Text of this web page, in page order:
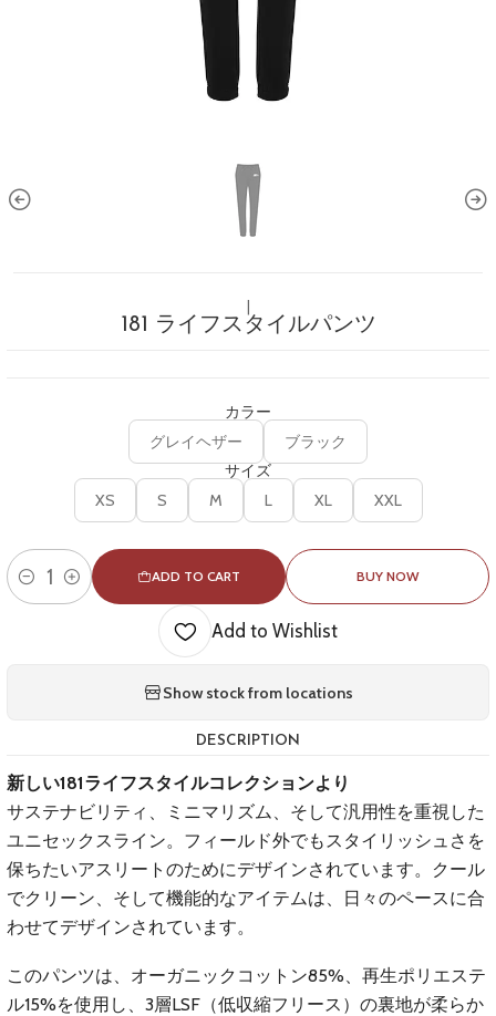
181 ライフスタイルパンツ
カラー
グレイヘザー ブラック
サイズ
XS S M L XL XXL
Quantity
ADD TO CART BUY NOW
Add to Wishlist
Show stock from locations
DESCRIPTION
新しい181ライフスタイルコレクションより
サステナビリティ、ミニマリズム、そして汎用性を重視した
ユニセックスライン。フィールド外でもスタイリッシュさを
保ちたいアスリートのためにデザインされています。クール
でクリーン、そして機能的なアイテムは、日々のペースに合
わせてデザインされています。
このパンツは、オーガニックコットン85%、再生ポリエステ
ル15%を使用し、3層LSF（低収縮フリース）の裏地が柔らか